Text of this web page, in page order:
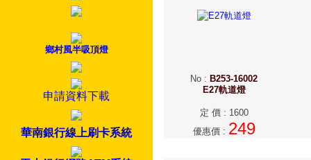
鄉村風半吸頂燈
申請資料下載
華南銀行線上刷卡系統
No : B253-16002
E27軌道燈
定 價: 1600
優惠價: 249